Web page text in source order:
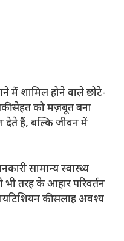
में शामिल होने वाले छोटे-
सेहत को मज़बूत बना
देते हैं, बल्कि जीवन में
सामान्य स्वास्थ्य
तरह के आहार परिवर्तन
की सलाह अवश्य